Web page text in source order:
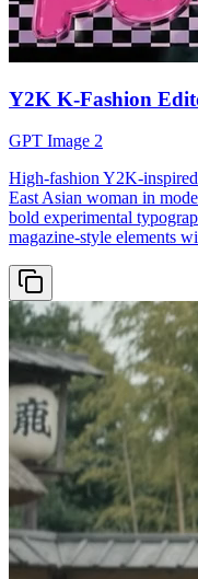
Y2K K-Fashion
GPT Image 2
High-fashion Y2K-
East Asian woman in
bold experimental
magazine-style elements